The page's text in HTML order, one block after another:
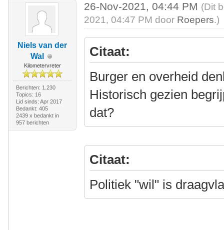
Niels van der
Wal
Kilometervreter
Berichten: 1.230
Topics: 16
Lid sinds: Apr 2017
Bedankt: 405
2439 x bedankt in
957 berichten
26-Nov-2021, 04:44 PM (Dit
2021, 04:47 PM door Roepers.)
Citaat:
Burger en overheid
Historisch gezien
dat?
Citaat:
Politiek "wil" is